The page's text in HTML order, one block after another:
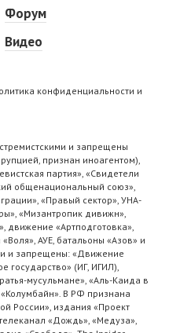
Форум
Видео
конфиденциальности и
и запрещены
признан иноагентом),
партия», «Свидетели
общенациональный союз»,
«Правый сектор», УНА-
«Мизантропик дивижн»,
движение «Артподготовка»,
АУЕ, батальоны «Азов» и
и запрещены: «Движение
государство» (ИГ, ИГИЛ),
мусульмане», «Аль-Каида в
«Колумбайн». В РФ признана
России», издания «Проект
«Дождь», «Медуза»,